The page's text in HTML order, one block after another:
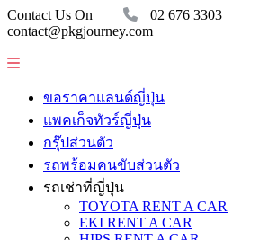
Contact Us On
02 676 3303
contact@pkgjourney.com
ขอราคาแลนด์ญี่ปุ่น
แพคเก็จทัวร์ญี่ปุ่น
กรุ๊ปส่วนตัว
รถพร้อมคนขับส่วนตัว
รถเช่าที่ญี่ปุ่น
TOYOTA RENT A CAR
EKI RENT A CAR